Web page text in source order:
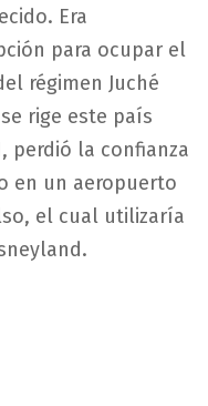
Era
para ocupar el
régimen Juché
rige este país
perdió la confianza
en un aeropuerto
el cual utilizaría